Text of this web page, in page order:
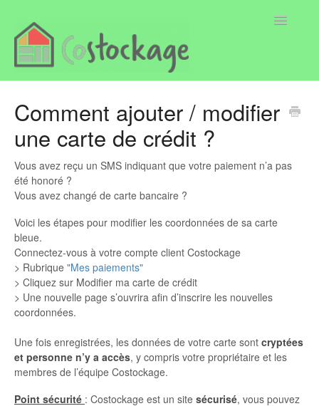
Toggle
Locataire
Propriétaire
Comment ajouter / modifier
une carte de crédit ?
Vous avez reçu un SMS indiquant que votre paiement n’a pas
été honoré ?
Vous avez changé de carte bancaire ?
Voici les étapes pour modifier les coordonnées de sa carte
bleue.
Connectez-vous à votre compte client Costockage
> Rubrique "Mes paiements"
> Cliquez sur Modifier ma carte de crédit
> Une nouvelle page s’ouvrira afin d’inscrire les nouvelles
coordonnées.
Une fois enregistrées, les données de votre carte sont cryptées
et personne n’y a accès, y compris votre propriétaire et les
membres de l’équipe Costockage.
Point sécurité : Costockage est un site sécurisé, vous pouvez